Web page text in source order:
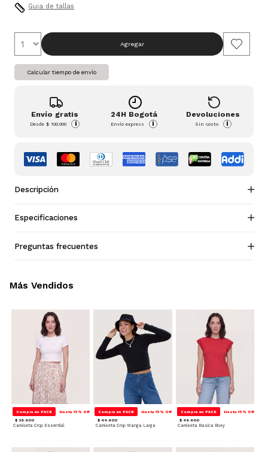
Guia de tallas
Agregar
Calcular tiempo de envío
Envío gratis
Desde$ 100.000 i
24H Bogotá
Envío express i
Devoluciones
Sin costo i
Descripción
Especificaciones
Preguntas frecuentes
Compra en PACK Hasta 15% Off
$ 39.900
Camiseta Crop Essential
Compra en PACK Hasta 15% Off
$ 44.900
Camiseta Crop Manga Larga
Compra en PACK Hasta 15% Off
$ 49.900
Camiseta Basica Boxy
Más Vendidos